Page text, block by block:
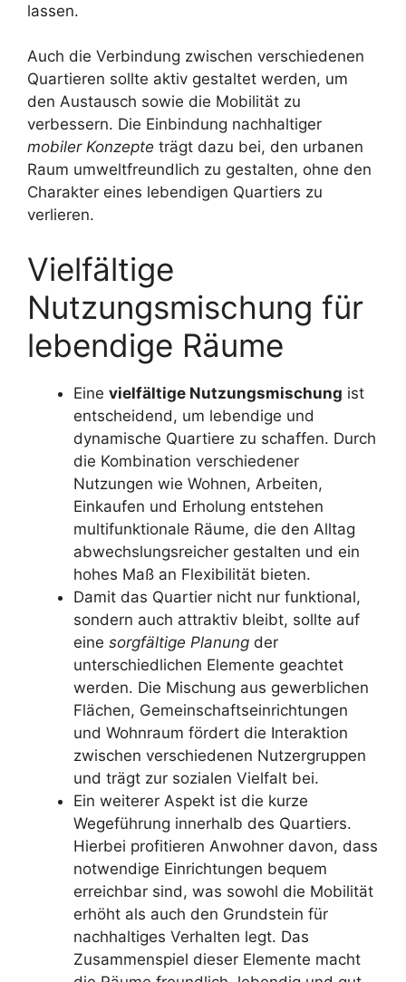
lassen.
Auch die Verbindung zwischen verschiedenen
Quartieren sollte aktiv gestaltet werden, um
den Austausch sowie die Mobilität zu
verbessern. Die Einbindung nachhaltiger
mobiler Konzepte trägt dazu bei, den urbanen
Raum umweltfreundlich zu gestalten, ohne den
Charakter eines lebendigen Quartiers zu
verlieren.
Vielfältige
Nutzungsmischung für
lebendige Räume
Eine vielfältige Nutzungsmischung ist
entscheidend, um lebendige und
dynamische Quartiere zu schaffen. Durch
die Kombination verschiedener
Nutzungen wie Wohnen, Arbeiten,
Einkaufen und Erholung entstehen
multifunktionale Räume, die den Alltag
abwechslungsreicher gestalten und ein
hohes Maß an Flexibilität bieten.
Damit das Quartier nicht nur funktional,
sondern auch attraktiv bleibt, sollte auf
eine sorgfältige Planung der
unterschiedlichen Elemente geachtet
werden. Die Mischung aus gewerblichen
Flächen, Gemeinschaftseinrichtungen
und Wohnraum fördert die Interaktion
zwischen verschiedenen Nutzergruppen
und trägt zur sozialen Vielfalt bei.
Ein weiterer Aspekt ist die kurze
Wegeführung innerhalb des Quartiers.
Hierbei profitieren Anwohner davon, dass
notwendige Einrichtungen bequem
erreichbar sind, was sowohl die Mobilität
erhöht als auch den Grundstein für
nachhaltiges Verhalten legt. Das
Zusammenspiel dieser Elemente macht